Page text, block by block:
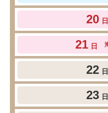
20 日
21 日
22 日
23 日